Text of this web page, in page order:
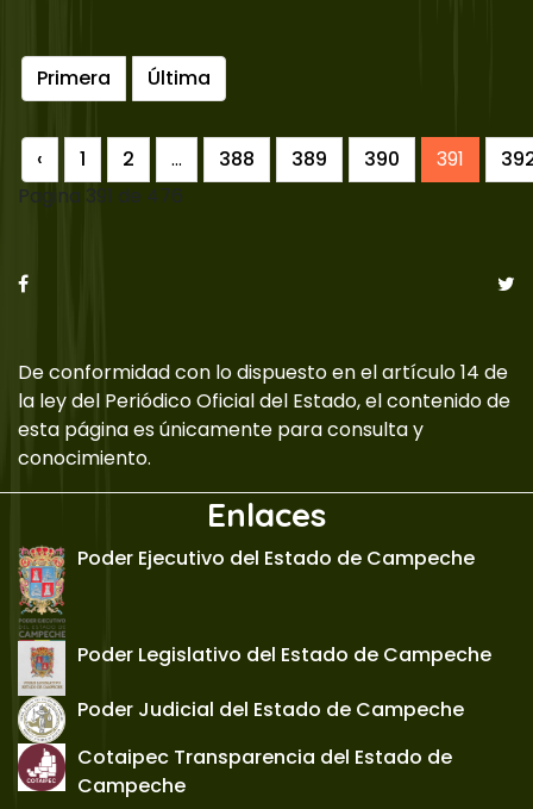
Primera Última
‹ 1 2 ... 388 389 390 391
Pagina 391 de 476
De conformidad con lo dispuesto en el artículo 14 de
la ley del Periódico Oficial del Estado, el contenido de
esta página es únicamente para consulta y
conocimiento.
Enlaces
Poder Ejecutivo del Estado de Campeche
Poder Legislativo del Estado de Campeche
Poder Judicial del Estado de Campeche
Cotaipec Transparencia del Estado de
Campeche